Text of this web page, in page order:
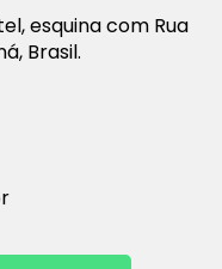
esquina com Rua
Brasil.